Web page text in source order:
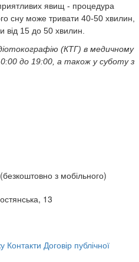
явищ - процедура
сну може тривати 40-50 хвилин,
від 15 до 50 хвилин.
(КТГ) в медичному
до 19:00, а також у суботу з
(безкоштовно з мобільного)
13
Контакти Договір публічної